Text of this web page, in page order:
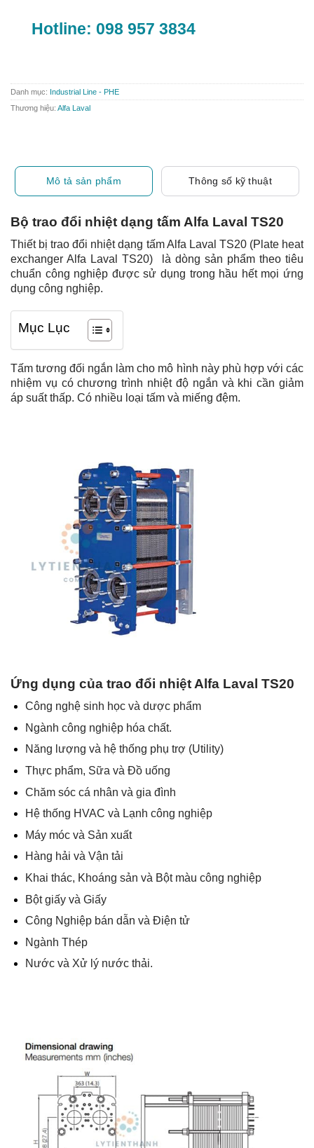
Hotline: 098 957 3834
Danh mục: Industrial Line - PHE
Thương hiệu: Alfa Laval
Mô tả sản phẩm Thông số kỹ thuật
Bộ trao đổi nhiệt dạng tấm Alfa Laval TS20
Thiết bị trao đổi nhiệt dạng tấm Alfa Laval TS20 (Plate heat
exchanger Alfa Laval TS20) là dòng sản phẩm theo tiêu
chuẩn công nghiệp được sử dụng trong hầu hết mọi ứng
dụng công nghiệp.
Mục Lục
Tấm tương đối ngắn làm cho mô hình này phù hợp với các
nhiệm vụ có chương trình nhiệt độ ngắn và khi cần giảm
áp suất thấp. Có nhiều loại tấm và miếng đệm.
Ứng dụng của trao đổi nhiệt Alfa Laval TS20
Công nghệ sinh học và dược phẩm
Ngành công nghiệp hóa chất.
Năng lượng và hệ thống phụ trợ (Utility)
Thực phẩm, Sữa và Đồ uống
Chăm sóc cá nhân và gia đình
Hệ thống HVAC và Lạnh công nghiệp
Máy móc và Sản xuất
Hàng hải và Vận tải
Khai thác, Khoáng sản và Bột màu công nghiệp
Bột giấy và Giấy
Công Nghiệp bán dẫn và Điện tử
Ngành Thép
Nước và Xử lý nước thải.